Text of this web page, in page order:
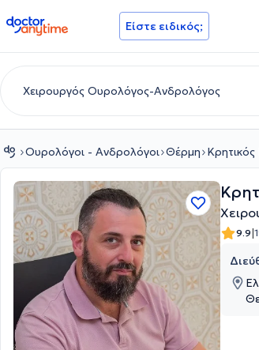
doctoranytime Είστε ειδικός;
Ουρολόγοι - Ανδρολόγοι Θέρμη Κρητικός
9.9|